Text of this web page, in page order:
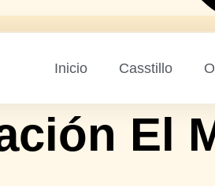
Inicio Casstillo
El